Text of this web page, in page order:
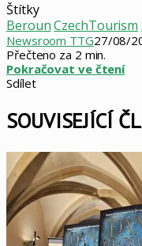
Štítky
BerounCzechTourism
Newsroom TTG27/08/
Přečteno za 2 min.
Pokračovat ve čtení
Sdílet
mailem
SOUVISEJÍCÍ